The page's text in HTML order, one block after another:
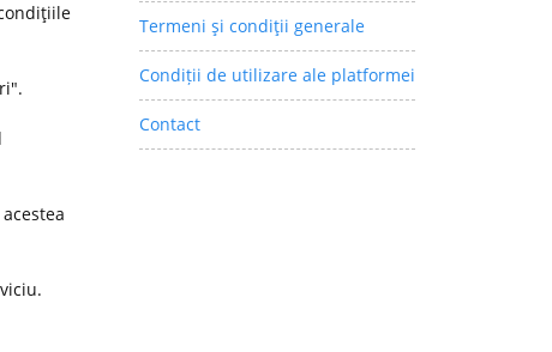
Termeni şi condiţii generale
Condiții de utilizare ale platformei
Contact